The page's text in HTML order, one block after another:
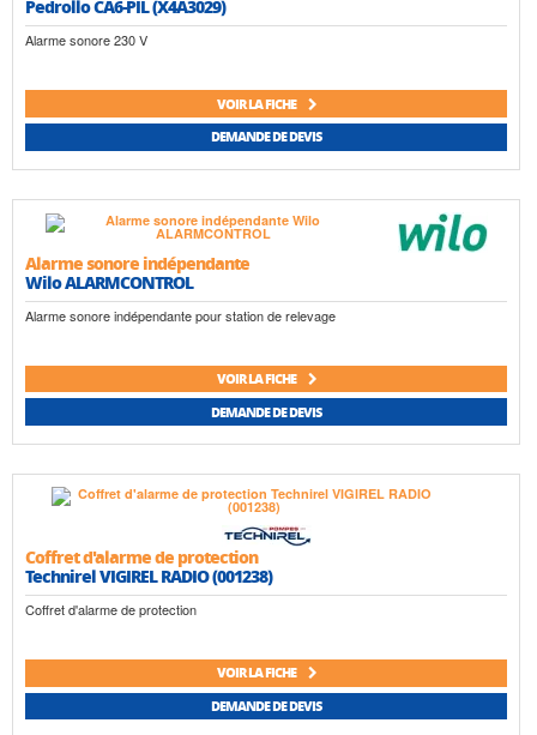
Pedrollo CA6-PIL (X4A3029)
Alarme sonore 230 V
VOIR LA FICHE
DEMANDE DE DEVIS
Alarme sonore indépendante
Wilo ALARMCONTROL
Alarme sonore indépendante pour station de relevage
VOIR LA FICHE
DEMANDE DE DEVIS
Coffret d'alarme de protection
Technirel VIGIREL RADIO (001238)
Coffret d'alarme de protection
VOIR LA FICHE
DEMANDE DE DEVIS